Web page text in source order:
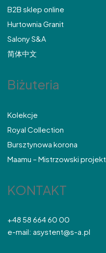
B2B sklep online
Hurtownia Granit
Salony S&A
简体中文
Biżuteria
Kolekcje
Royal Collection
Bursztynowa korona
Maamu – Mistrzowski projekt
KONTAKT
+48 58 664 60 00
e-mail: asystent@s-a.pl